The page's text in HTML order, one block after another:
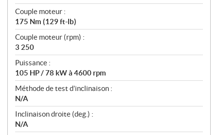
Couple moteur :
175 Nm (129 ft-lb)
Couple moteur (rpm) :
3 250
Puissance :
105 HP / 78 kW à 4600 rpm
Méthode de test d’inclinaison :
N/A
Inclinaison droite (deg.) :
N/A